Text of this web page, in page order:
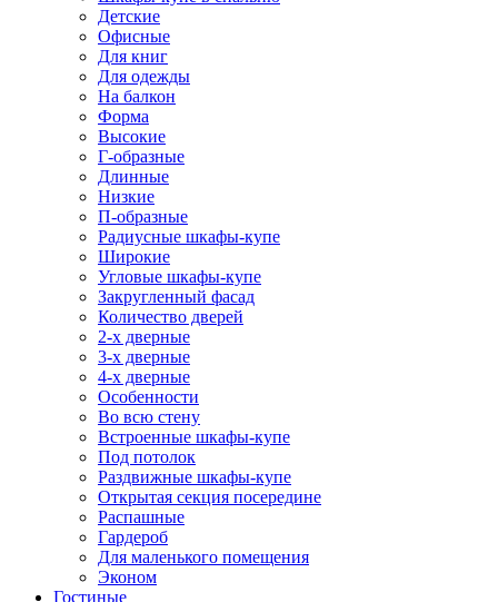
Детские
Офисные
Для книг
Для одежды
На балкон
Форма
Высокие
Г-образные
Длинные
Низкие
П-образные
Радиусные шкафы-купе
Широкие
Угловые шкафы-купе
Закругленный фасад
Количество дверей
2-х дверные
3-х дверные
4-х дверные
Особенности
Во всю стену
Встроенные шкафы-купе
Под потолок
Раздвижные шкафы-купе
Открытая секция посередине
Распашные
Гардероб
Для маленького помещения
Эконом
Гостиные